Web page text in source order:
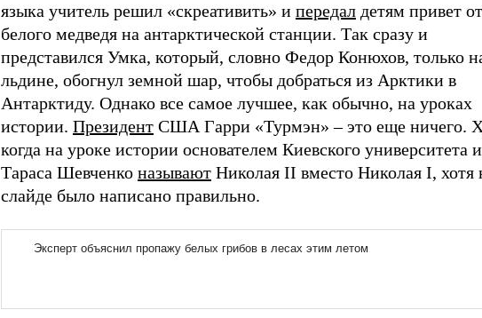
языка учитель решил «скреативить» и передал детям привет от
белого медведя на антарктической станции. Так сразу и
представился Умка, который, словно Федор Конюхов, только
льдине, обогнул земной шар, чтобы добраться из Арктики в
Антарктиду. Однако все самое лучшее, как обычно, на уроках
истории. Президент США Гарри «Турмэн» – это еще ничего.
когда на уроке истории основателем Киевского университета
Тараса Шевченко называют Николая II вместо Николая I, хотя
слайде было написано правильно.